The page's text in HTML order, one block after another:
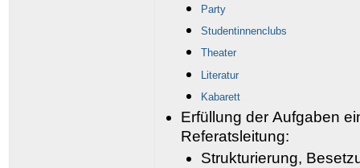
Party
Studentinnenclubs
Theater
Literatur
Kabarett
Erfüllung der Aufgaben
Referatsleitung:
Strukturierung,